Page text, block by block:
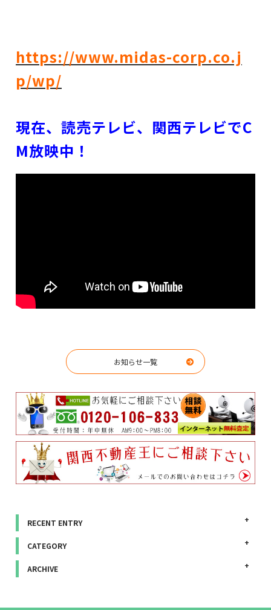
https://www.midas-corp.co.j
p/wp/
現在、読売テレビ、関西テレビでC
M放映中！
お知らせ一覧
RECENT ENTRY
CATEGORY
ARCHIVE